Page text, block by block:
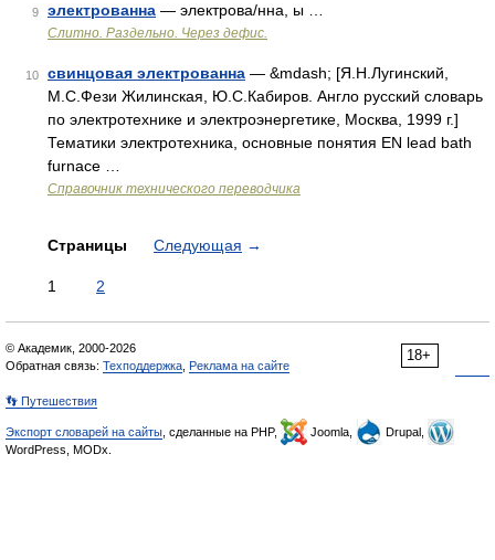
9 электрованна — электрова/нна, ы …
Слитно. Раздельно. Через дефис.
10 свинцовая электрованна — &mdash; [Я.Н.Лугинский,
М.С.Фези Жилинская, Ю.С.Кабиров. Англо русский словарь
по электротехнике и электроэнергетике, Москва, 1999 г.]
Тематики электротехника, основные понятия EN lead bath
furnace …
Справочник технического переводчика
Страницы Следующая →
1 2
18+
© Академик, 2000-2026
Обратная связь: Техподдержка Реклама на сайте
👣 Путешествия
Экспорт словарей на сайты , сделанные на PHP, Joomla,
Drupal,
WordPress, MODx.